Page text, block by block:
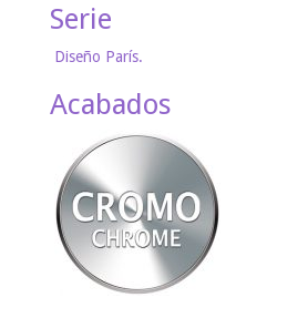
Serie
Diseño París.
Acabados